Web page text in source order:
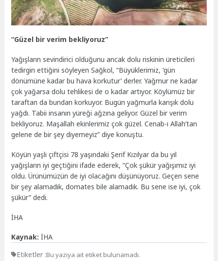
“Güzel bir verim bekliyoruz”
Yağışların sevindirici olduğunu ancak dolu riskinin üreticileri
tedirgin ettiğini söyleyen Sağkol, “Büyüklerimiz, ‘gün
dönümüne kadar bu hava korkutur’ derler. Yağmur ne kadar
çok yağarsa dolu tehlikesi de o kadar artıyor. Köylümüz bir
taraftan da bundan korkuyor. Bugün yağmurla karışık dolu
yağdı. Tabii insanın yüreği ağzına geliyor. Güzel bir verim
bekliyoruz. Maşallah ekinlerimiz çok güzel. Cenab-ı Allah’tan
gelene de bir şey diyemeyiz” diye konuştu.
Köyün yaşlı çiftçisi 78 yaşındaki Şerif Kızılyar da bu yıl
yağışların iyi geçtiğini ifade ederek, “Çok şükür yağışımız iyi
oldu. Ürünümüzün de iyi olacağını düşünüyoruz. Geçen sene
bir şey alamadık, domates bile alamadık. Bu sene ise iyi, çok
şükür” dedi.
İHA
Kaynak:İHA
Etiketler :Bu yazıya ait etiket bulunamadı.